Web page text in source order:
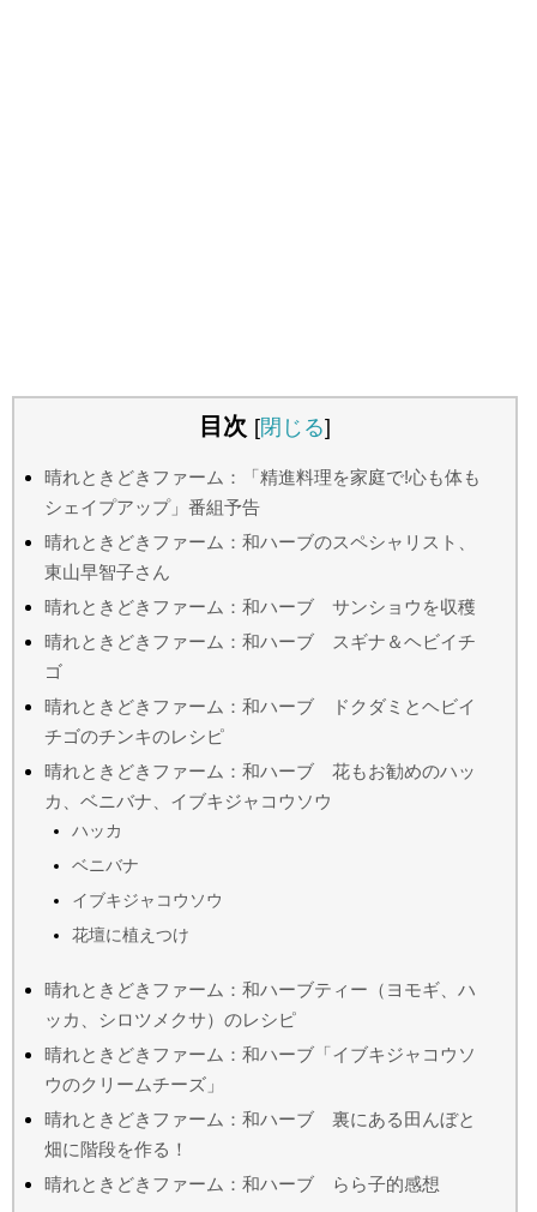
目次 [閉じる]
晴れときどきファーム：「精進料理を家庭で!心も体も
シェイプアップ」番組予告
晴れときどきファーム：和ハーブのスペシャリスト、
東山早智子さん
晴れときどきファーム：和ハーブ サンショウを収穫
晴れときどきファーム：和ハーブ スギナ＆ヘビイチ
ゴ
晴れときどきファーム：和ハーブ ドクダミとヘビイ
チゴのチンキのレシピ
晴れときどきファーム：和ハーブ 花もお勧めのハッ
カ、ベニバナ、イブキジャコウソウ
ハッカ
ベニバナ
イブキジャコウソウ
花壇に植えつけ
晴れときどきファーム：和ハーブティー（ヨモギ、ハ
ッカ、シロツメクサ）のレシピ
晴れときどきファーム：和ハーブ「イブキジャコウソ
ウのクリームチーズ」
晴れときどきファーム：和ハーブ 裏にある田んぼと
畑に階段を作る！
晴れときどきファーム：和ハーブ らら子的感想